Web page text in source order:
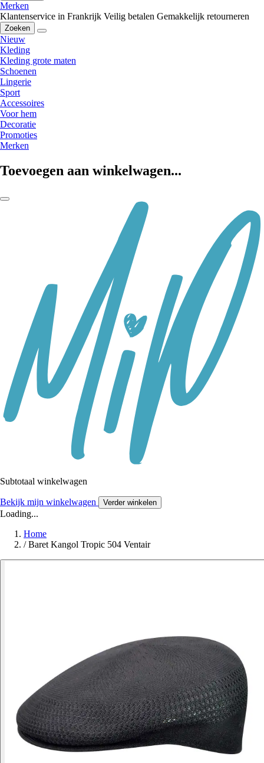
Merken
Klantenservice in Frankrijk Veilig betalen Gemakkelijk retourneren
Zoeken
Nieuw
Kleding
Kleding grote maten
Schoenen
Lingerie
Sport
Accessoires
Voor hem
Decoratie
Promoties
Merken
Toevoegen aan winkelwagen...
Subtotaal winkelwagen
Bekijk mijn winkelwagen Verder winkelen
Loading...
Home
/ Baret Kangol Tropic 504 Ventair